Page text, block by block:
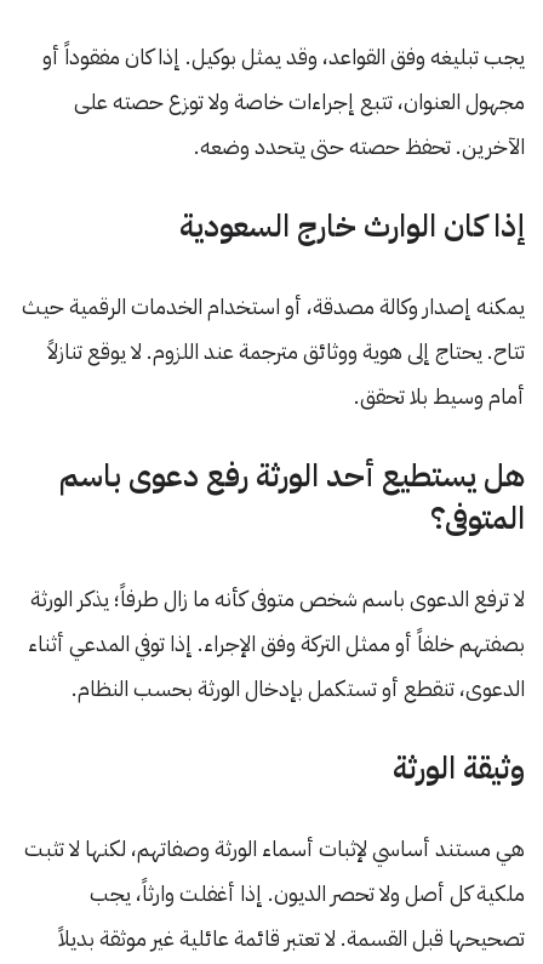
يجب تبليغه وفق القواعد، وقد يمثل بوكيل. إذا كان مفقوداً أو
مجهول العنوان، تتبع إجراءات خاصة ولا توزع حصته على
الآخرين. تحفظ حصته حتى يتحدد وضعه.
إذا كان الوارث خارج السعودية
يمكنه إصدار وكالة مصدقة، أو استخدام الخدمات الرقمية حيث
تتاح. يحتاج إلى هوية ووثائق مترجمة عند اللزوم. لا يوقع تنازلاً
أمام وسيط بلا تحقق.
هل يستطيع أحد الورثة رفع دعوى باسم
المتوفى؟
لا ترفع الدعوى باسم شخص متوفى كأنه ما زال طرفاً؛ يذكر الورثة
بصفتهم خلفاً أو ممثل التركة وفق الإجراء. إذا توفي المدعي أثناء
الدعوى، تنقطع أو تستكمل بإدخال الورثة بحسب النظام.
وثيقة الورثة
هي مستند أساسي لإثبات أسماء الورثة وصفاتهم، لكنها لا تثبت
ملكية كل أصل ولا تحصر الديون. إذا أغفلت وارثاً، يجب
تصحيحها قبل القسمة. لا تعتبر قائمة عائلية غير موثقة بديلاً